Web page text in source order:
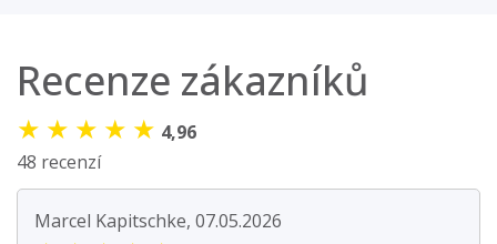
Recenze zákazníků
★ ★ ★ ★ ★ 4,96
48 recenzí
Marcel Kapitschke, 07.05.2026